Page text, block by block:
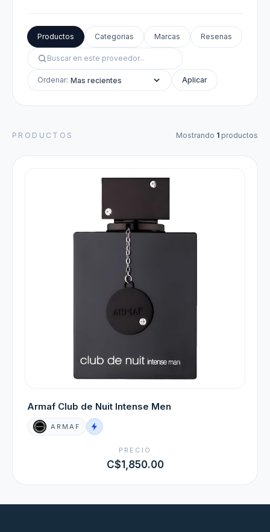
Productos Categorias Marcas Resenas
Ordenar: Aplicar
PRODUCTOS Mostrando 1 productos
Armaf Club de Nuit Intense Men
ARMAF
PRECIO
C$1,850.00